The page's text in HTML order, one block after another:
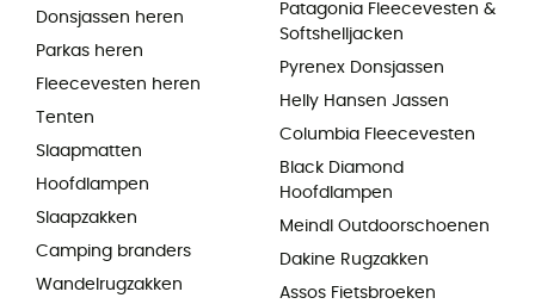
Donsjassen heren
Parkas heren
Fleecevesten heren
Tenten
Slaapmatten
Hoofdlampen
Slaapzakken
Camping branders
Wandelrugzakken
Patagonia Fleecevesten &
Softshelljacken
Pyrenex Donsjassen
Helly Hansen Jassen
Columbia Fleecevesten
Black Diamond
Hoofdlampen
Meindl Outdoorschoenen
Dakine Rugzakken
Assos Fietsbroeken